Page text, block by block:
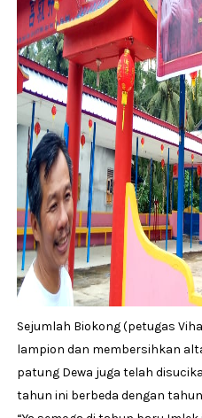
Sejumlah Biokong (petugas
lampion dan membersihkan
patung Dewa juga telah
tahun ini berbeda dengan